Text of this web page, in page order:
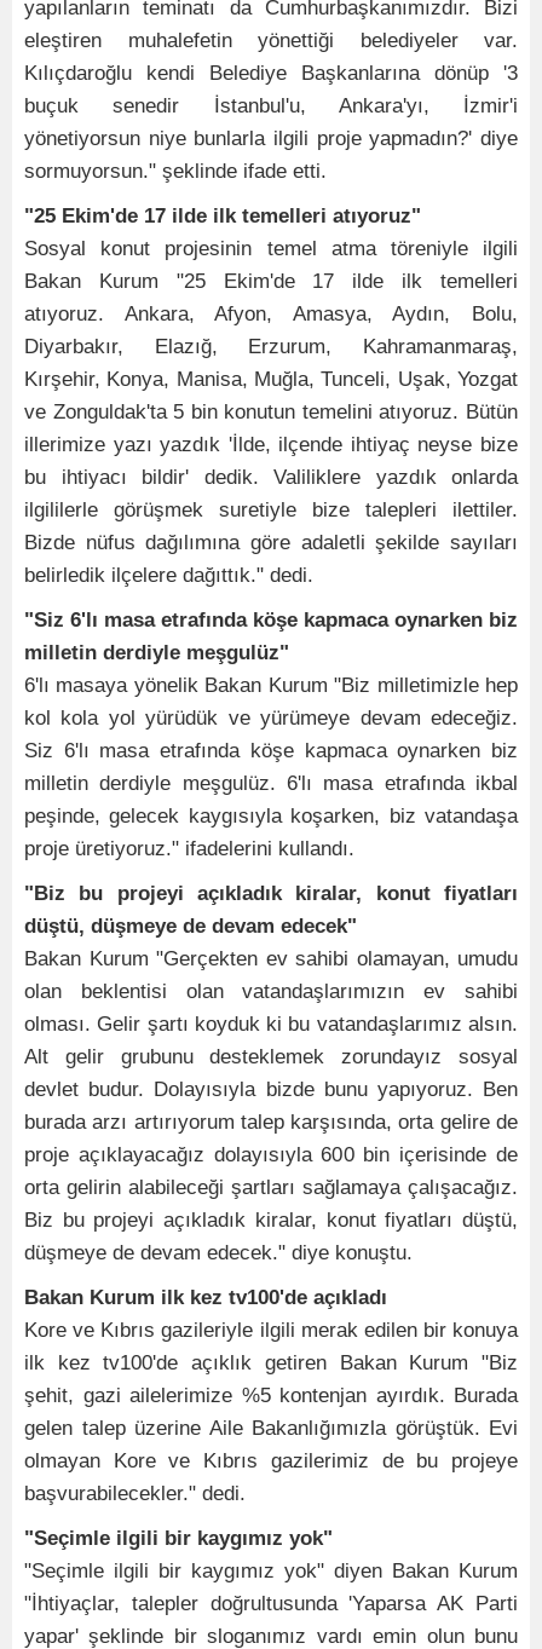
yapılanların teminatı da Cumhurbaşkanımızdır. Bizi
eleştiren muhalefetin yönettiği belediyeler var.
Kılıçdaroğlu kendi Belediye Başkanlarına dönüp '3
buçuk senedir İstanbul'u, Ankara'yı, İzmir'i
yönetiyorsun niye bunlarla ilgili proje yapmadın?' diye
sormuyorsun." şeklinde ifade etti.
"25 Ekim'de 17 ilde ilk temelleri atıyoruz"
Sosyal konut projesinin temel atma töreniyle ilgili
Bakan Kurum "25 Ekim'de 17 ilde ilk temelleri
atıyoruz. Ankara, Afyon, Amasya, Aydın, Bolu,
Diyarbakır, Elazığ, Erzurum, Kahramanmaraş,
Kırşehir, Konya, Manisa, Muğla, Tunceli, Uşak, Yozgat
ve Zonguldak'ta 5 bin konutun temelini atıyoruz. Bütün
illerimize yazı yazdık 'İlde, ilçende ihtiyaç neyse bize
bu ihtiyacı bildir' dedik. Valiliklere yazdık onlarda
ilgililerle görüşmek suretiyle bize talepleri ilettiler.
Bizde nüfus dağılımına göre adaletli şekilde sayıları
belirledik ilçelere dağıttık." dedi.
"Siz 6'lı masa etrafında köşe kapmaca oynarken biz
milletin derdiyle meşgulüz"
6'lı masaya yönelik Bakan Kurum "Biz milletimizle hep
kol kola yol yürüdük ve yürümeye devam edeceğiz.
Siz 6'lı masa etrafında köşe kapmaca oynarken biz
milletin derdiyle meşgulüz. 6'lı masa etrafında ikbal
peşinde, gelecek kaygısıyla koşarken, biz vatandaşa
proje üretiyoruz." ifadelerini kullandı.
"Biz bu projeyi açıkladık kiralar, konut fiyatları
düştü, düşmeye de devam edecek"
Bakan Kurum "Gerçekten ev sahibi olamayan, umudu
olan beklentisi olan vatandaşlarımızın ev sahibi
olması. Gelir şartı koyduk ki bu vatandaşlarımız alsın.
Alt gelir grubunu desteklemek zorundayız sosyal
devlet budur. Dolayısıyla bizde bunu yapıyoruz. Ben
burada arzı artırıyorum talep karşısında, orta gelire de
proje açıklayacağız dolayısıyla 600 bin içerisinde de
orta gelirin alabileceği şartları sağlamaya çalışacağız.
Biz bu projeyi açıkladık kiralar, konut fiyatları düştü,
düşmeye de devam edecek." diye konuştu.
Bakan Kurum ilk kez tv100'de açıkladı
Kore ve Kıbrıs gazileriyle ilgili merak edilen bir konuya
ilk kez tv100'de açıklık getiren Bakan Kurum "Biz
şehit, gazi ailelerimize %5 kontenjan ayırdık. Burada
gelen talep üzerine Aile Bakanlığımızla görüştük. Evi
olmayan Kore ve Kıbrıs gazilerimiz de bu projeye
başvurabilecekler." dedi.
"Seçimle ilgili bir kaygımız yok"
"Seçimle ilgili bir kaygımız yok" diyen Bakan Kurum
"İhtiyaçlar, talepler doğrultusunda 'Yaparsa AK Parti
yapar' şeklinde bir sloganımız vardı emin olun bunu